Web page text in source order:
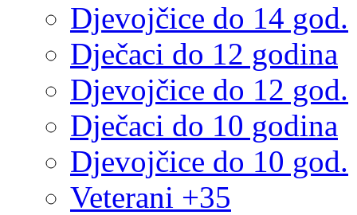
Djevojčice do 14 god.
Dječaci do 12 godina
Djevojčice do 12 god.
Dječaci do 10 godina
Djevojčice do 10 god.
Veterani +35